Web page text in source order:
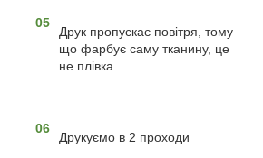
05
Друк пропускає повітря, тому
що фарбує саму тканину, це
не плівка.
06
Друкуємо в 2 проходи